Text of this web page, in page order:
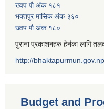
ख्वप पौ अंक १८१
भक्तपुर मासिक अंक ३६०
ख्वप पौ अंक १८०
पुराना प्रकाशनहरु हेर्नका लागि
http://
Budget and